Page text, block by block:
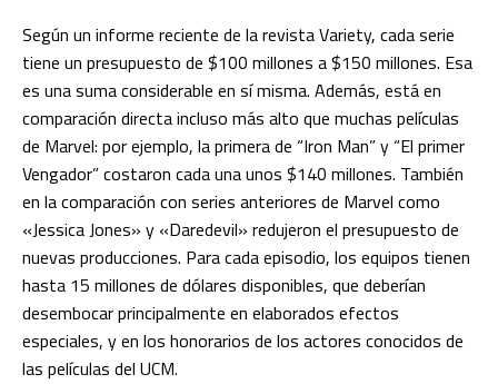
Según un informe reciente de la revista Variety, cada serie
tiene un presupuesto de $100 millones a $150 millones. Esa
es una suma considerable en sí misma. Además, está en
comparación directa incluso más alto que muchas películas
de Marvel: por ejemplo, la primera de “Iron Man” y “El primer
Vengador” costaron cada una unos $140 millones. También
en la comparación con series anteriores de Marvel como
«Jessica Jones» y «Daredevil» redujeron el presupuesto de
nuevas producciones. Para cada episodio, los equipos tienen
hasta 15 millones de dólares disponibles, que deberían
desembocar principalmente en elaborados efectos
especiales, y en los honorarios de los actores conocidos de
las películas del UCM.